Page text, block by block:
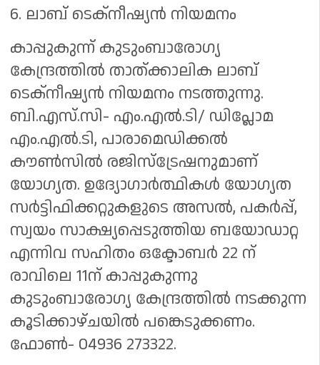
6. ലാബ് ടെക്‌നീഷ്യൻ നിയമനം
കാപ്പുകുന്ന് കുടുംബാരോഗ്യ
കേന്ദ്രത്തിൽ താത്ക്കാലിക ലാബ്
ടെക്‌നീഷ്യൻ നിയമനം നടത്തുന്നു.
ബി.എസ്.സി- എം.എൽ.ടി/ ഡിപ്ലോമ
എം.എൽ.ടി, പാരാമെഡിക്കൽ
കൗൺസിൽ രജിസ്ട്രേഷനുമാണ്
യോഗ്യത. ഉദ്യോഗാർത്ഥികൾ യോഗ്യത
സർട്ടിഫിക്കറ്റുകളുടെ അസൽ, പകർപ്പ്,
സ്വയം സാക്ഷ്യപ്പെടുത്തിയ ബയോഡാറ്റ
എന്നിവ സഹിതം ഒക്ടോബർ 22 ന്
രാവിലെ 11ന് കാപ്പുകുന്നു
കുടുംബാരോഗ്യ കേന്ദ്രത്തിൽ നടക്കുന്ന
കൂടിക്കാഴ്ചയിൽ പങ്കെടുക്കണം.
ഫോൺ- 04936 273322.